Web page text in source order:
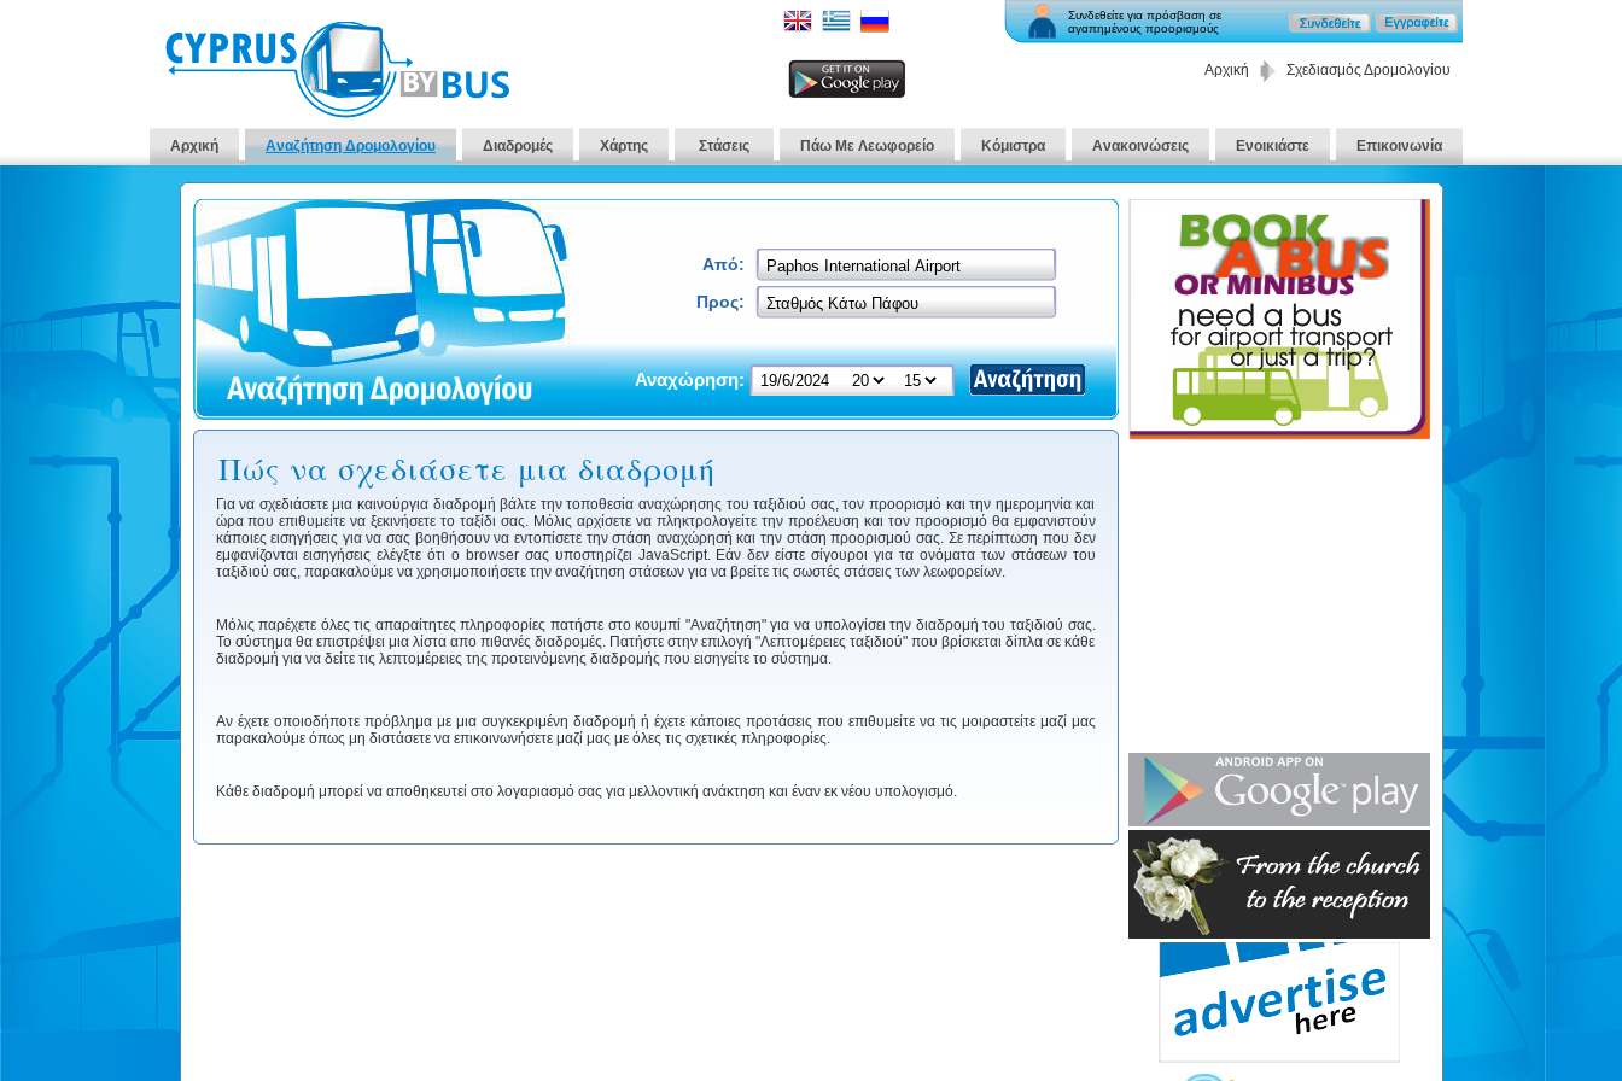
Συνδεθείτε για πρόσβαση σε
αγαπημένους προορισμούς
Αρχική Σχεδιασμός Δρομολογίου
Αρχική Αναζήτηση Δρομολογίου Διαδρομές Χάρτης Στάσεις Πάω Με Λεωφορείο Κόμιστρα Ανακοινώσεις Ενοικιάστε Επικοινωνία
Από:
Προς:
Αναχώρηση:
Πώς να σχεδιάσετε μια διαδρομή
Για να σχεδιάσετε μια καινούργια διαδρομή βάλτε την τοποθεσία αναχώρησης του ταξιδιού σας, τον προορισμό και την ημερομηνία και
ώρα που επιθυμείτε να ξεκινήσετε το ταξίδι σας. Μόλις αρχίσετε να πληκτρολογείτε την προέλευση και τον προορισμό θα εμφανιστούν
κάποιες εισηγήσεις για να σας βοηθήσουν να εντοπίσετε την στάση αναχώρησή και την στάση προορισμού σας. Σε περίπτωση που δεν
εμφανίζονται εισηγήσεις ελέγξτε ότι ο browser σας υποστηρίζει JavaScript. Εάν δεν είστε σίγουροι για τα ονόματα των στάσεων του
ταξιδιού σας, παρακαλούμε να χρησιμοποιήσετε την αναζήτηση στάσεων για να βρείτε τις σωστές στάσεις των λεωφορείων.
Μόλις παρέχετε όλες τις απαραίτητες πληροφορίες πατήστε στο κουμπί "Αναζήτηση" για να υπολογίσει την διαδρομή του ταξιδιού σας.
Το σύστημα θα επιστρέψει μια λίστα απο πιθανές διαδρομές. Πατήστε στην επιλογή "Λεπτομέρειες ταξιδιού" που βρίσκεται δίπλα σε κάθε
διαδρομή για να δείτε τις λεπτομέρειες της προτεινόμενης διαδρομής που εισηγείτε το σύστημα.
Αν έχετε οποιοδήποτε πρόβλημα με μια συγκεκριμένη διαδρομή ή έχετε κάποιες προτάσεις που επιθυμείτε να τις μοιραστείτε μαζί μας
παρακαλούμε όπως μη διστάσετε να επικοινωνήσετε μαζί μας με όλες τις σχετικές πληροφορίες.
Κάθε διαδρομή μπορεί να αποθηκευτεί στο λογαριασμό σας για μελλοντική ανάκτηση και έναν εκ νέου υπολογισμό.